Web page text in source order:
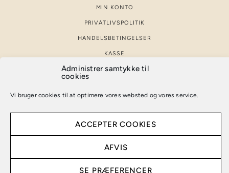
Administrer samtykke til
cookies
Vi bruger cookies til at optimere vores websted og vores service.
ACCEPTER COOKIES
AFVIS
SE PRÆFERENCER
MIN KONTO
PRIVATLIVSPOLITIK
HANDELSBETINGELSER
KASSE
KURV
© 2026 JUMANA – DESIGNET AF AUXO.DK